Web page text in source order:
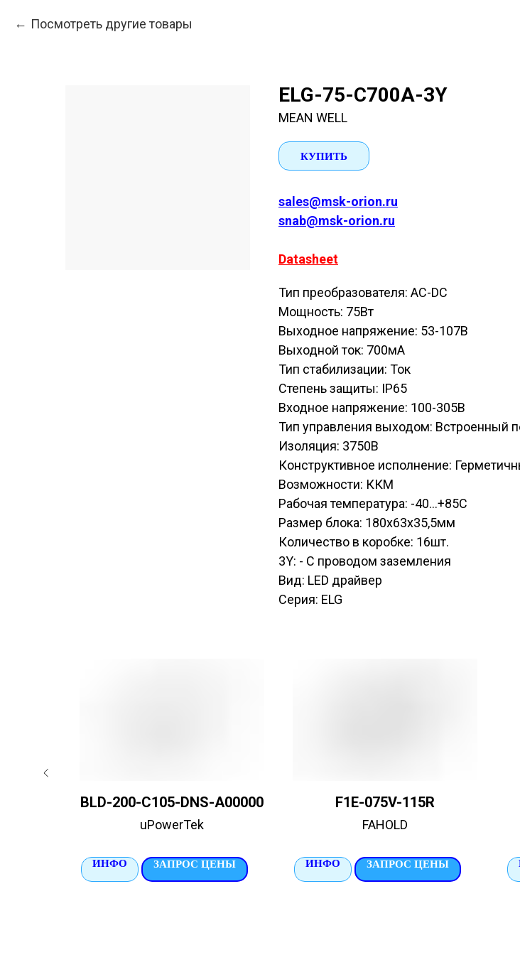
Посмотреть другие товары
ELG-75-C700A-3Y
MEAN WELL
КУПИТЬ
sales@msk-orion.ru
snab@msk-orion.ru
Datasheet
Тип преобразователя: AC-DC
Мощность: 75Вт
Выходное напряжение: 53-107В
Выходной ток: 700мА
Тип стабилизации: Ток
Степень защиты: IP65
Входное напряжение: 100-305В
Тип управления выходом: Встроенный
Изоляция: 3750В
Конструктивное исполнение:
Возможности: ККМ
Рабочая температура: -40...+85С
Размер блока: 180х63х35,5мм
Количество в коробке: 16шт.
3Y: - C проводом заземления
Вид: LED драйвер
Серия: ELG
BLD-200-C105-DNS-A00000
uPowerTek
ИНФО ЗАПРОС ЦЕНЫ
F1E-075V-115R
FAHOLD
ИНФО ЗАПРОС ЦЕНЫ